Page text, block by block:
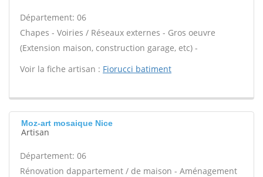
Département: 06
Chapes - Voiries / Réseaux externes - Gros oeuvre
(Extension maison, construction garage, etc) -
Voir la fiche artisan : Fiorucci batiment
Moz-art mosaique Nice
Artisan
Département: 06
Rénovation dappartement / de maison - Aménagement